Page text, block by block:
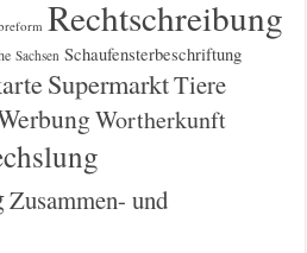
Rechtschreibung
Sachsen Schaufensterbeschriftung
SupermarktTiere
Wortherkunft
Zusammen- und